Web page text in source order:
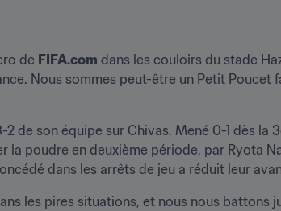
de FIFA.com dans les couloirs du stade
Nous sommes peut-être un Petit Poucet
de son équipe sur Chivas. Mené 0-1 dès la
la poudre en deuxième période, par Ryota
dans les arrêts de jeu a réduit leur
les pires situations, et nous nous battons